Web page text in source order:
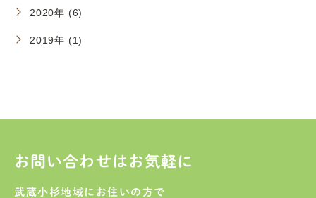
2020年 (6)
2019年 (1)
お問い合わせはお気軽に
武蔵小杉地域にお住いの方で